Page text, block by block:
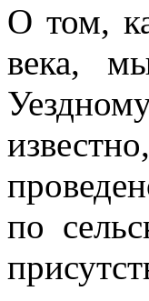
О том,
века,
по